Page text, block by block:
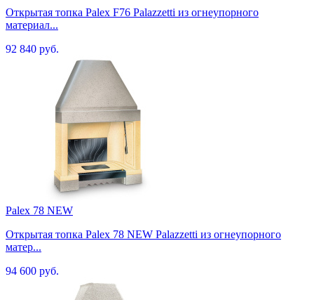
Открытая топка Palex F76 Palazzetti из огнеупорного
материал...
92 840 руб.
Palex 78 NEW
Открытая топка Palex 78 NEW Palazzetti из огнеупорного
матер...
94 600 руб.